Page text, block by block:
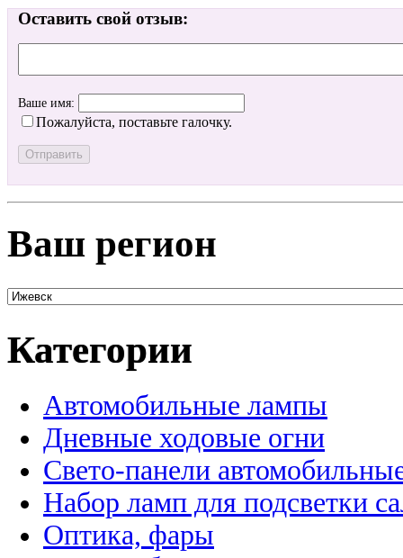
Оставить свой отзыв:
Ваше имя:
Пожалуйста, поставьте галочку.
Ваш регион
Категории
Автомобильные лампы
Дневные ходовые огни
Свето-панели
Набор ламп для подсветки
Оптика, фары